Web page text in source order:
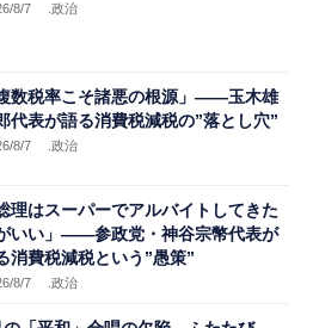
8/7 .政治
複数税率こそ諸悪の根源」――玉木雄
代表が語る消費税減税の”落とし穴”
8/7 .政治
理はスーパーでアルバイトしてきた
いい」――参政党・神谷宗幣代表が
消費税減税という”愚策”
8/7 .政治